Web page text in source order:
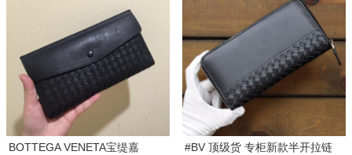
BOTTEGA VENETA宝缇嘉
#BV 顶级货 专柜新款半开拉链